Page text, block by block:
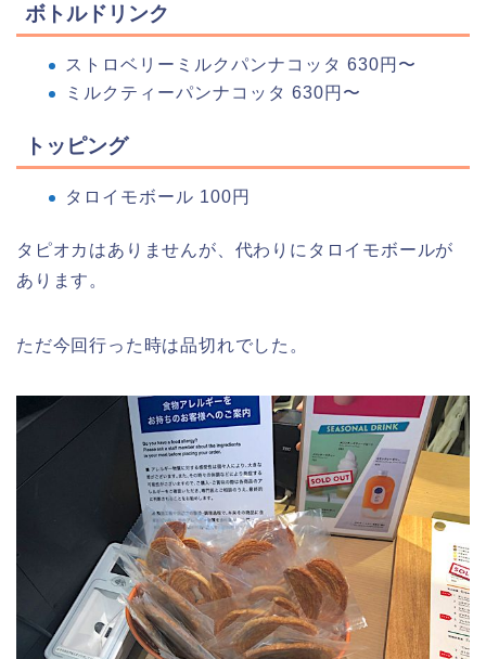
ボトルドリンク
ストロベリーミルクパンナコッタ 630円〜
ミルクティーパンナコッタ 630円〜
トッピング
タロイモボール 100円
タピオカはありませんが、代わりにタロイモボールが
あります。
ただ今回行った時は品切れでした。